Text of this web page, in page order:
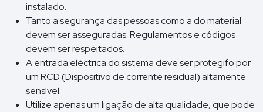
instalado.
Tanto a segurança das pessoas como a do material
devem ser asseguradas. Regulamentos e códigos
devem ser respeitados.
A entrada eléctrica do sistema deve ser protegifo por
um RCD (Dispositivo de corrente residual) altamente
sensível.
Utilize apenas um ligação de alta qualidade, que pode